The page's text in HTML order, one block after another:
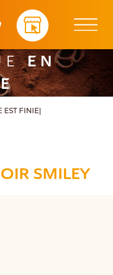
EN
EST FINIE|
SMILEY